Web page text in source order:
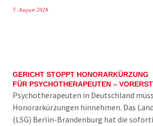
5. August 2026
GERICHT STOPPT HONORARKÜRZUNG
FÜR PSYCHOTHERAPEUTEN – VORERST
Psychotherapeuten in Deutschland
Honorarkürzungen hinnehmen. Das
(LSG) Berlin-Brandenburg hat die